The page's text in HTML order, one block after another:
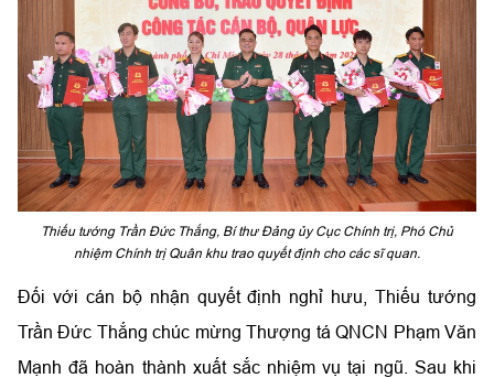
Thiếu tướng Trần Đức Thắng, Bí thư Đảng ủy Cục Chính trị, Phó Chủ
nhiệm Chính trị Quân khu trao quyết định cho các sĩ quan.
Đối với cán bộ nhận quyết định nghỉ hưu, Thiếu tướng
Trần Đức Thắng chúc mừng Thượng tá QNCN Phạm Văn
Mạnh đã hoàn thành xuất sắc nhiệm vụ tại ngũ. Sau khi